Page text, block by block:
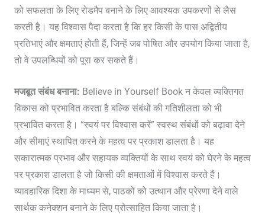
को सफलता के लिए रोडमैप बनाने के लिए आवश्यक उपकरणों से लैस
करती है। यह विश्वास पैदा करता है कि हर किसी के पास अद्वितीय
प्रतिभाएं और क्षमताएं होती हैं, जिन्हें जब पोषित और उपयोग किया जाता है,
तो वे उपलब्धियों को पूरा कर सकते हैं।
मजबूत संबंध बनाना: Believe in Yourself Book न केवल व्यक्तिगत
विकास को प्रभावित करता है बल्कि संबंधों की गतिशीलता को भी
प्रभावित करता है। “स्वयं पर विश्वास करें” स्वस्थ संबंधों को बढ़ावा देने
और सीमाएं स्थापित करने के महत्व पर प्रकाश डालता है। यह
सकारात्मक प्रभाव और सहायक व्यक्तियों के साथ स्वयं को घेरने के महत्व
पर प्रकाश डालता है जो किसी की क्षमताओं में विश्वास करते हैं।
व्यावहारिक दिशा के माध्यम से, पाठकों को उत्थान और प्रेरणा देने वाले
सार्थक कनेक्शन बनाने के लिए प्रोत्साहित किया जाता है।